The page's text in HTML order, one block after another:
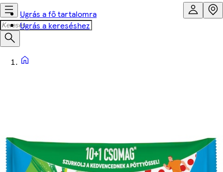
Ugrás a fő tartalomra
Ugrás a kereséshez